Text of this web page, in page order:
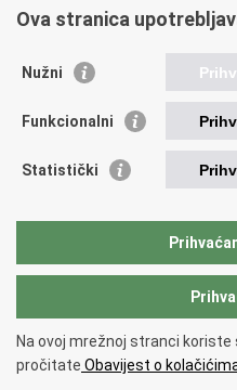
Državno odvjetništvo
Ured za suzbijanje korupcije i
Državnoodvjetničko vijeće
Hrvatska odvjetnička komora
Europski pravosudni portal
Copyright © 2026 Ministarstvo
transformacije Republike Hrvatske.
pristupačnosti.
Ova stranica
Nužni
Funkcionalni
Statistički
Na ovoj mrežnoj stranci koriste
pročitate Obavijest o